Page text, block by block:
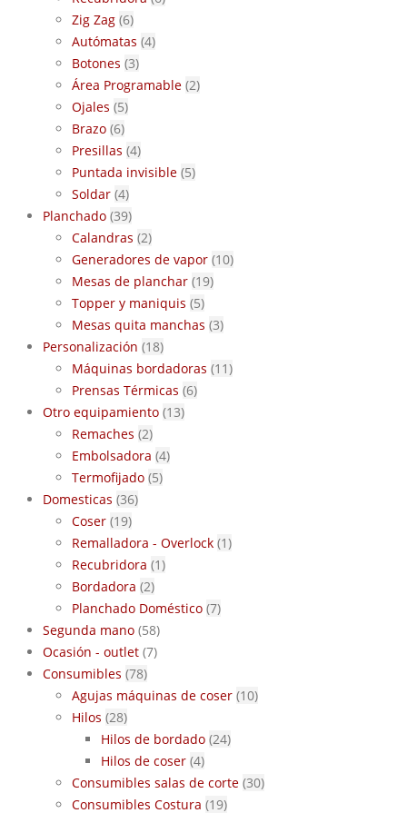
Zig Zag (6)
Autómatas (4)
Botones (3)
Área Programable (2)
Ojales (5)
Brazo (6)
Presillas (4)
Puntada invisible (5)
Soldar (4)
Planchado (39)
Calandras (2)
Generadores de vapor (10)
Mesas de planchar (19)
Topper y maniquis (5)
Mesas quita manchas (3)
Personalización (18)
Máquinas bordadoras (11)
Prensas Térmicas (6)
Otro equipamiento (13)
Remaches (2)
Embolsadora (4)
Termofijado (5)
Domesticas (36)
Coser (19)
Remalladora - Overlock (1)
Recubridora (1)
Bordadora (2)
Planchado Doméstico (7)
Segunda mano (58)
Ocasión - outlet (7)
Consumibles (78)
Agujas máquinas de coser (10)
Hilos (28)
Hilos de bordado (24)
Hilos de coser (4)
Consumibles salas de corte (30)
Consumibles Costura (19)